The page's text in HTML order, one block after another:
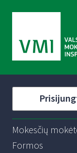
Mokesčių
Formos